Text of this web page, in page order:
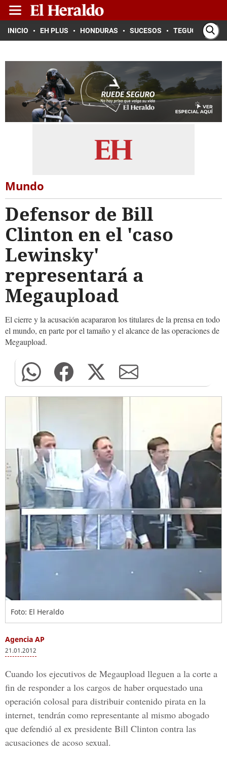
INICIO EH PLUS HONDURAS SUCESOS TEGUCIGALPA
Mundo
Defensor de Bill
Clinton en el 'caso
Lewinsky'
representará a
Megaupload
El cierre y la acusación acapararon los titulares de la prensa en todo
el mundo, en parte por el tamaño y el alcance de las operaciones de
Megaupload.
Foto: El Heraldo
Agencia AP
21.01.2012
Cuando los ejecutivos de Megaupload lleguen a la corte a
fin de responder a los cargos de haber orquestado una
operación colosal para distribuir contenido pirata en la
internet, tendrán como representante al mismo abogado
que defendió al ex presidente Bill Clinton contra las
acusaciones de acoso sexual.